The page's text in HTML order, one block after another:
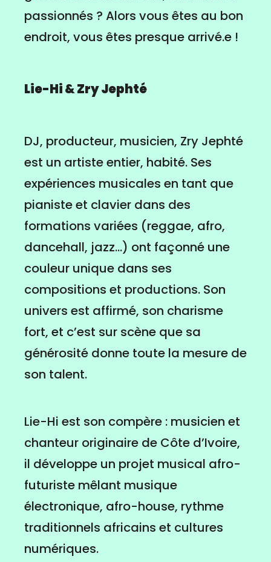
passionnés ? Alors vous êtes au bon
endroit, vous êtes presque arrivé.e !
Lie-Hi &Zry Jephté
DJ, producteur, musicien, Zry Jephté
est un artiste entier, habité. Ses
expériences musicales en tant que
pianiste et clavier dans des
formations variées (reggae, afro,
dancehall, jazz...) ont façonné une
couleur unique dans ses
compositions et productions. Son
univers est affirmé, son charisme
fort, et c’est sur scène que sa
générosité donne toute la mesure de
son talent.
Lie-Hi est son compère : musicien et
chanteur originaire de Côte d’Ivoire,
il développe un projet musical afro-
futuriste mêlant musique
électronique, afro-house, rythme
traditionnels africains et cultures
numériques.